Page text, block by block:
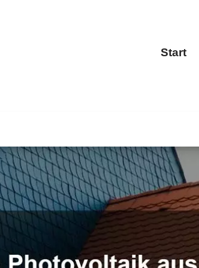
Start
✓Dacheindeckung, Dachgauben,
und ✓Dachstuhl. Wir kreieren